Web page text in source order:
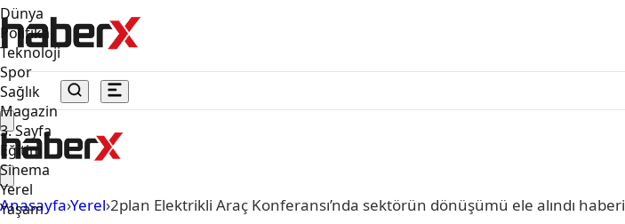
Dünya
Politika
Teknoloji
Spor
Sağlık
Magazin
3. Sayfa
Eğitim
Sinema
Yerel
Yaşam
Anasayfa›Yerel›2plan Elektrikli Araç Konferansı’nda sektörün dönüşümü ele alındı haberi